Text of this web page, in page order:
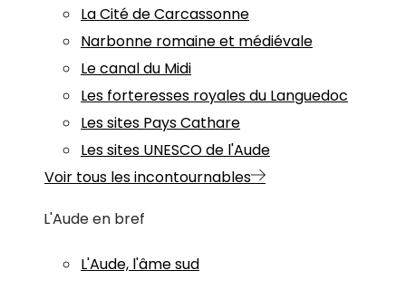
La Cité de Carcassonne
Narbonne romaine et médiévale
Le canal du Midi
Les forteresses royales du Languedoc
Les sites Pays Cathare
Les sites UNESCO de l'Aude
Voir tous les incontournables
L'Aude en bref
L'Aude, l'âme sud